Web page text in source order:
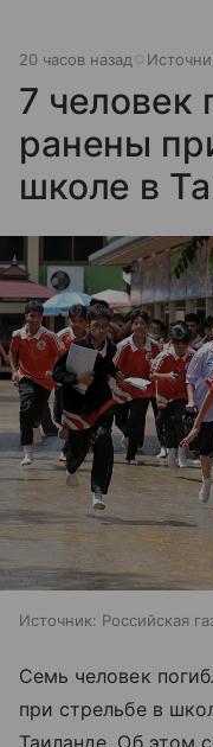
20 часов назад
7 человек
ранены
школе в
Источник: Российская
Семь человек
при стрельбе в